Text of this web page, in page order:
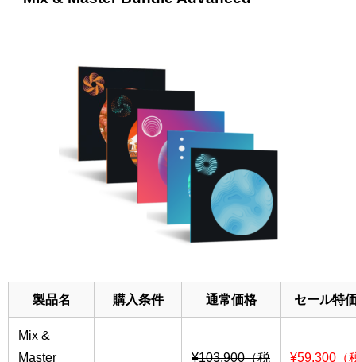
製品名 購入条件 通常価格 セール特
Mix &
Master
¥103,900（税
¥59,300（